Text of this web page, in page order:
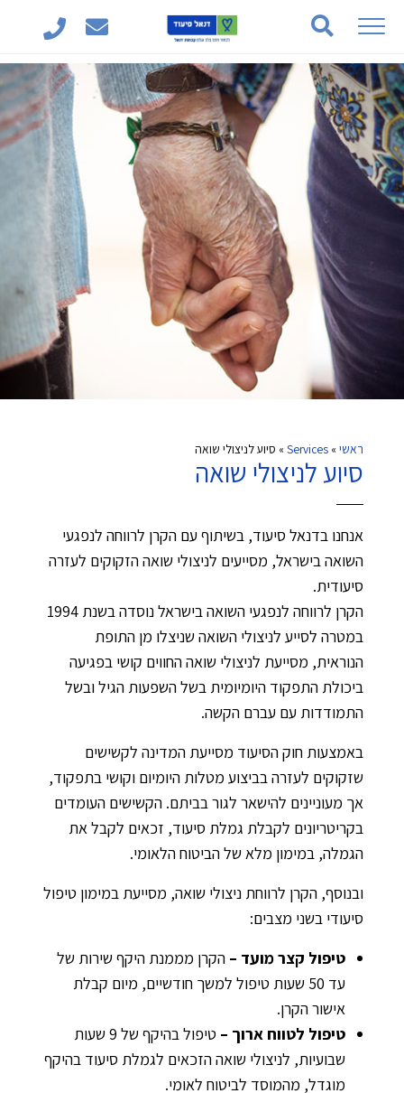
ראשי»
Services
» סיוע לניצולי שואה
סיוע לניצולי שואה
אנחנו בדנאל סיעוד, בשיתוף עם הקרן לרווחה לנפגעי
השואה בישראל, מסייעים לניצולי שואה הזקוקים לעזרה
סיעודית.
הקרן לרווחה לנפגעי השואה בישראל נוסדה בשנת 1994
במטרה לסייע לניצולי השואה שניצלו מן התופת
הנוראית, מסייעת לניצולי שואה החווים קושי בפגיעה
ביכולת התפקוד היומיומית בשל השפעות הגיל ובשל
התמודדות עם עברם הקשה.
באמצעות חוק הסיעוד מסייעת המדינה לקשישים
שזקוקים לעזרה בביצוע מטלות היומיום וקושי בתפקוד,
אך מעוניינים להישאר לגור בביתם. הקשישים העומדים
בקריטריונים לקבלת גמלת סיעוד, זכאים לקבל את
הגמלה, במימון מלא של הביטוח הלאומי.
ובנוסף, הקרן לרווחת ניצולי שואה, מסייעת במימון טיפול
סיעודי בשני מצבים:
טיפול קצר מועד – הקרן מממנת היקף שירות של
עד 50 שעות טיפול למשך חודשיים, מיום קבלת
אישור הקרן.
טיפול לטווח ארוך –
טיפול בהיקף של 9 שעות
שבועיות, לניצולי שואה הזכאים לגמלת סיעוד בהיקף
מוגדל, מהמוסד לביטוח לאומי.